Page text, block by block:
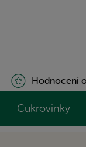
Hodnocení
Cukrovinky